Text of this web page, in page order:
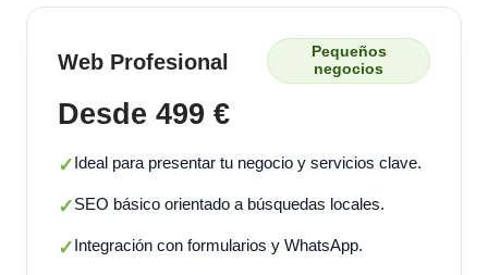
Web Profesional
Pequeños
negocios
Desde 499 €
✓Ideal para presentar tu negocio y servicios clave.
✓SEO básico orientado a búsquedas locales.
✓Integración con formularios y WhatsApp.